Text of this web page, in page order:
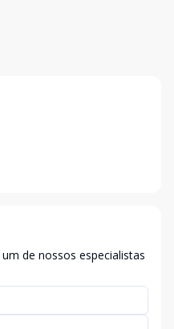
de nossos especialistas